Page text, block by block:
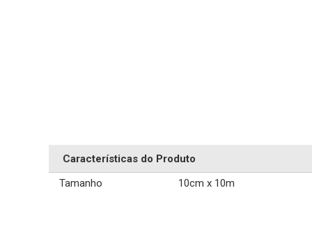
Características do Produto
Tamanho
10cm x 10m